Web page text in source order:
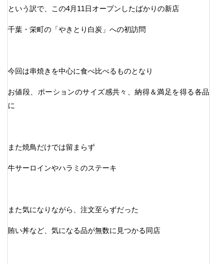
という訳で、この4月11日オープンしたばかりの新店
千葉・栄町の「やきとり白炭」への初訪問
今回は串焼きを中心に食べ比べるものとなり
お値段、ポーションのサイズ感共々、納得＆満足を得る各品
に
また焼鳥だけでは留まらず
牛サーロインやハラミのステーキ
また気になりながら、注文至らずだった
賄い丼など、気になる品が無数に見つかる同店